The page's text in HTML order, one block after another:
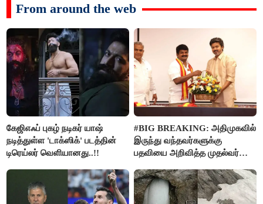
From around the web
கேஜிஎஃப் புகழ் நடிகர் யாஷ்
நடித்துள்ள 'டாக்‌ஸிக்' படத்தின்
டிரெய்லர் வெளியானது..!!
#BIG BREAKING: அதிமுகவில்
இருந்து வந்தவர்களுக்கு
பதவியை அறிவித்த முதல்வர்